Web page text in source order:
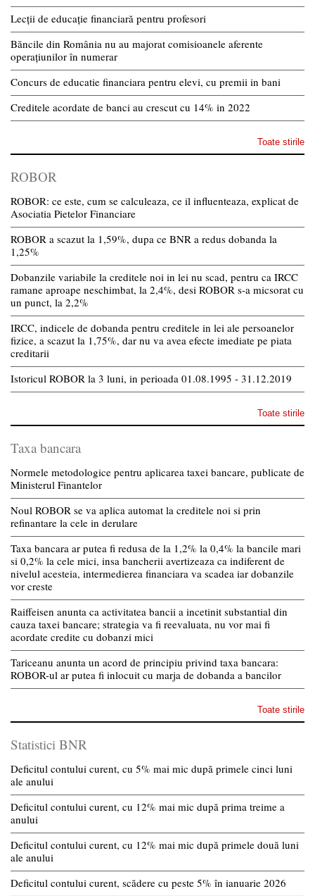
Lecții de educație financiară pentru profesori
Băncile din România nu au majorat comisioanele aferente
operațiunilor în numerar
Concurs de educatie financiara pentru elevi, cu premii in bani
Creditele acordate de banci au crescut cu 14% in 2022
Toate stirile
ROBOR
ROBOR: ce este, cum se calculeaza, ce il influenteaza, explicat de
Asociatia Pietelor Financiare
ROBOR a scazut la 1,59%, dupa ce BNR a redus dobanda la
1,25%
Dobanzile variabile la creditele noi in lei nu scad, pentru ca IRCC
ramane aproape neschimbat, la 2,4%, desi ROBOR s-a micsorat cu
un punct, la 2,2%
IRCC, indicele de dobanda pentru creditele in lei ale persoanelor
fizice, a scazut la 1,75%, dar nu va avea efecte imediate pe piata
creditarii
Istoricul ROBOR la 3 luni, in perioada 01.08.1995 - 31.12.2019
Toate stirile
Taxa bancara
Normele metodologice pentru aplicarea taxei bancare, publicate de
Ministerul Finantelor
Noul ROBOR se va aplica automat la creditele noi si prin
refinantare la cele in derulare
Taxa bancara ar putea fi redusa de la 1,2% la 0,4% la bancile mari
si 0,2% la cele mici, insa bancherii avertizeaza ca indiferent de
nivelul acesteia, intermedierea financiara va scadea iar dobanzile
vor creste
Raiffeisen anunta ca activitatea bancii a incetinit substantial din
cauza taxei bancare; strategia va fi reevaluata, nu vor mai fi
acordate credite cu dobanzi mici
Tariceanu anunta un acord de principiu privind taxa bancara:
ROBOR-ul ar putea fi inlocuit cu marja de dobanda a bancilor
Toate stirile
Statistici BNR
Deficitul contului curent, cu 5% mai mic după primele cinci luni
ale anului
Deficitul contului curent, cu 12% mai mic după prima treime a
anului
Deficitul contului curent, cu 12% mai mic după primele două luni
ale anului
Deficitul contului curent, scădere cu peste 5% în ianuarie 2026